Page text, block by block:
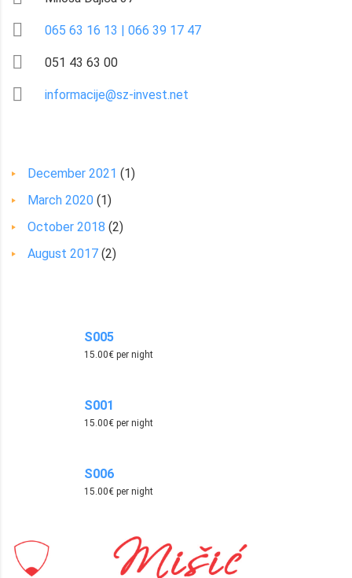
065 63 16 13 | 066 39 17 47
051 43 63 00
informacije@sz-invest.net
December 2021 (1)
March 2020 (1)
October 2018 (2)
August 2017 (2)
S005
15.00€ per night
S001
15.00€ per night
S006
15.00€ per night